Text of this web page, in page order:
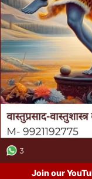
Join our